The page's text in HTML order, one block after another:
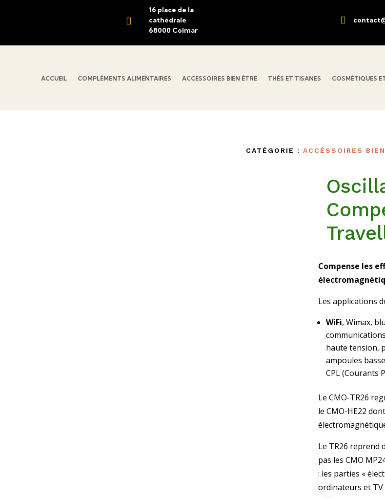

16 place de la
cathédrale
68000 Colmar

ACCUEIL COMPLÉMENTS ALIMENTAIRES ACCESSOIRES BIEN ÊTRE THÉS ET TISANES COSMÉTIQUES
CATÉGORIE : ACCÉSSOIRES
Compense les
Les applications
WiFi, Wimax,
haute tension,
ampoules
CPL (Courants
Le CMO-TR26
le CMO-HE22
Le TR26 reprend
pas les CMO
: les parties «
ordinateurs et TV